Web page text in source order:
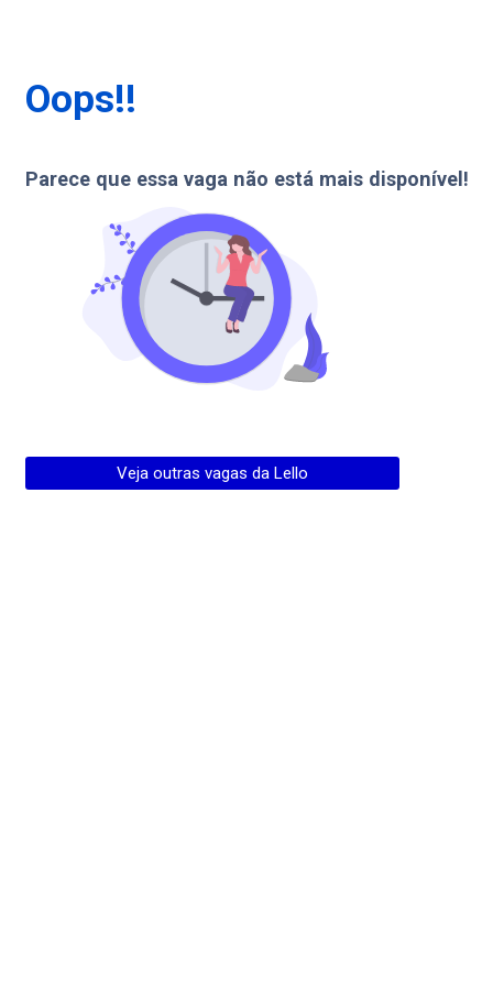
Oops!!
Parece que essa vaga não está mais disponível!
Veja outras vagas da Lello